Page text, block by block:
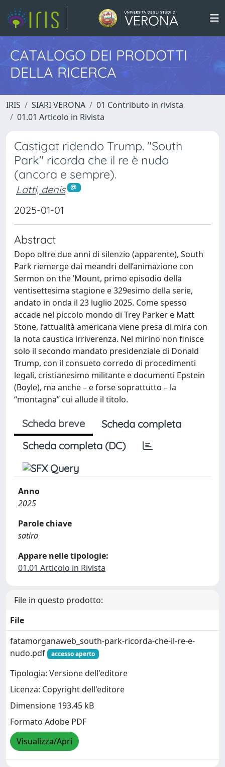
CATALOGO DEI PRODOTTI
DELLA RICERCA
IRIS SIARI VERONA
01 Contributo in rivista
01.01 Articolo in Rivista
Castigat ridendo Trump. "South
Park" ricorda che il re è nudo
(ancora e sempre).
Lotti, denis
2025-01-01
Abstract
Dopo oltre due anni di silenzio (apparente), South
Park riemerge dai meandri dell’animazione con
Sermon on the ’Mount, primo episodio della
ventisettesima stagione e 329esimo della serie,
andato in onda il 23 luglio 2025. Come spesso
accade nel piccolo mondo di Trey Parker e Matt
Stone, l’attualità americana viene presa di mira con
la nota caustica irriverenza. Nel mirino non finisce
solo il secondo mandato presidenziale di Donald
Trump, con il consueto corredo di procedimenti
legali, cristianesimo militante e documenti Epstein
(Boyle), ma anche – e forse soprattutto – la
“montagna” cui allude il titolo.
Scheda breve
Scheda completa
Scheda completa (DC)
Anno
2025
Parole chiave
satira
Appare nelle tipologie:
01.01 Articolo in Rivista
File in questo prodotto:
File
fatamorganaweb_south-park-ricorda-che-il-re-e-
nudo.pdf
accesso aperto
Tipologia: Versione dell'editore
Licenza: Copyright dell'editore
Dimensione 193.45 kB
Formato Adobe PDF
Visualizza/Apri